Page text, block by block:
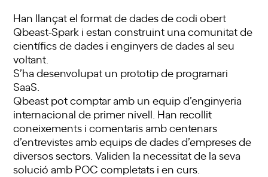
Han llançat el format de dades de codi obert
Qbeast-Spark i estan construint una comunitat de
científics de dades i enginyers de dades al seu
voltant.
S’ha desenvolupat un prototip de programari
SaaS.
Qbeast pot comptar amb un equip d’enginyeria
internacional de primer nivell. Han recollit
coneixements i comentaris amb centenars
d’entrevistes amb equips de dades d’empreses de
diversos sectors. Validen la necessitat de la seva
solució amb POC completats i en curs.